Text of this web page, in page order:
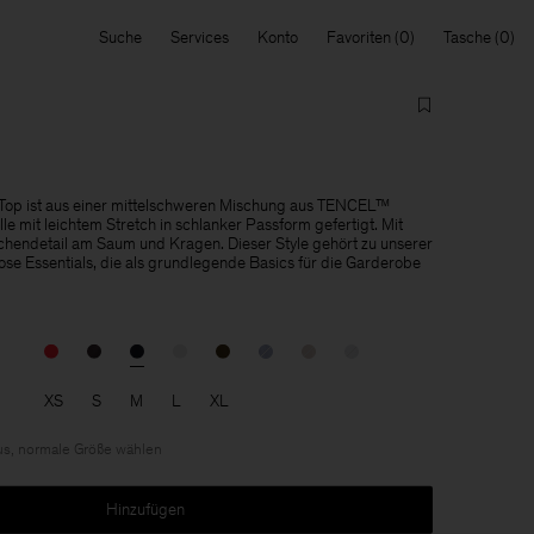
Suche Services Konto Favoriten Tasche
ist aus einer mittelschweren Mischung aus TENCEL™
mit leichtem Stretch in schlanker Passform gefertigt. Mit
am Saum und Kragen. Dieser Style gehört zu unserer
Essentials, die als grundlegende Basics für die Garderobe
XS S M L XL
normale Größe wählen
Hinzufügen